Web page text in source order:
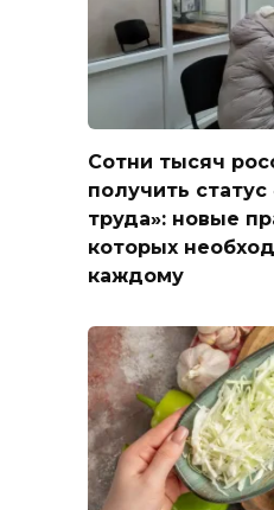
Сотни тысяч
получить статус
труда»: новые
которых
каждому